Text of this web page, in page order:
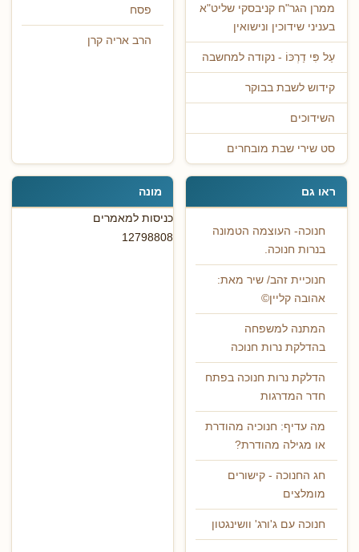
ממרן הגר"ח קניבסקי שליט"א
בעניני שידוכין ונישואין
עַל פִּי דַרְכּוֹ - נקודה למחשבה
קידוש לשבת בבוקר
השידוכים
סט שירי שבת מובחרים
פסח
הרב אריה קרן
ראו גם
חנוכה- העוצמה הטמונה
בנרות חנוכה.
חנוכיית זהב/ שיר מאת:
אהובה קליין©
המתנה למשפחה
בהדלקת נרות חנוכה
הדלקת נרות חנוכה בפתח
חדר המדרגות
מה עדיף: חנוכיה מהודרת
או מגילה מהודרת?
חג החנוכה - קישורים
מומלצים
חנוכה עם ג'ורג' וושינגטון
מונה
כניסות למאמרים
12798808